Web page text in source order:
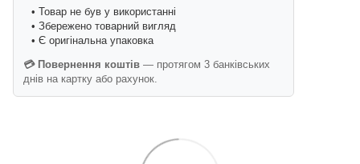
• Товар не був у використанні
• Збережено товарний вигляд
• Є оригінальна упаковка
💳 Повернення коштів — протягом 3 банківських
днів на картку або рахунок.